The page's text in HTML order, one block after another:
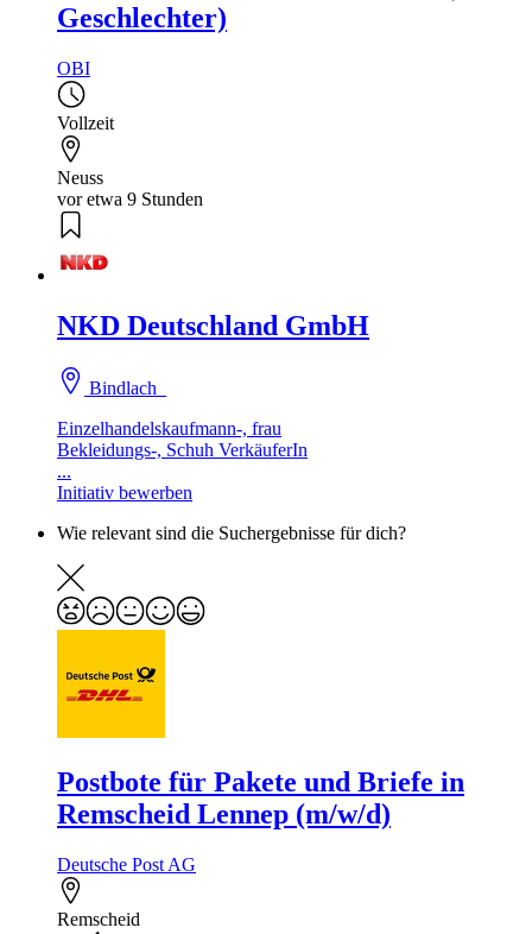
Geschlechter)
OBI
Vollzeit
Neuss
vor etwa 9 Stunden
NKD Deutschland GmbH
Bindlach
Einzelhandelskaufmann-, frau
Bekleidungs-, Schuh VerkäuferIn
...
Initiativ bewerben
Wie relevant sind die Suchergebnisse für dich?
Postbote für Pakete und Briefe in
Remscheid Lennep (m/w/d)
Deutsche Post AG
Remscheid